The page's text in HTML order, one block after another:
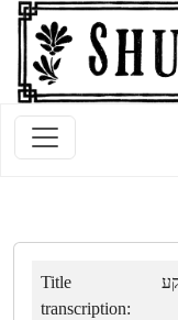
Title
transcription: